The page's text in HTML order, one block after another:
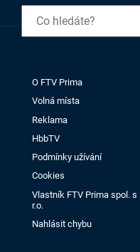
O FTV Prima
Volná místa
Reklama
HbbTV
Podmínky užívání
Cookies
Vlastník FTV Prima spol. s
r.o.
Nahlásit chybu